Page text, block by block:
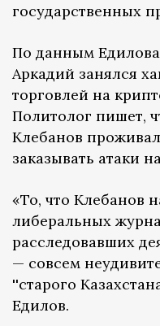
государственных
По данным
Аркадий занялся
торговлей на
Политолог пишет,
Клебанов
заказывать атаки
«То, что Клебанов
либеральных
расследовавших
— совсем
''старого
Едилов.